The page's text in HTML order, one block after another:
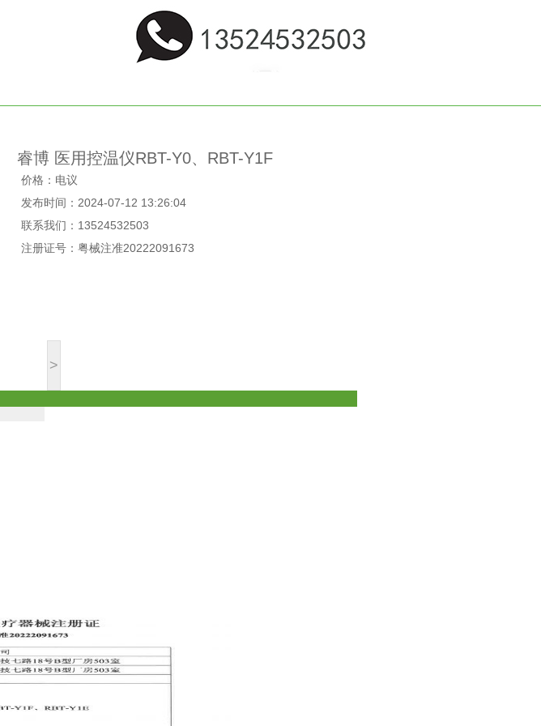
>
睿博 医用控温仪RBT-Y0、RBT-Y1F
价格：电议
发布时间：2024-07-12 13:26:04
联系我们：13524532503
注册证号：粤械注准20222091673